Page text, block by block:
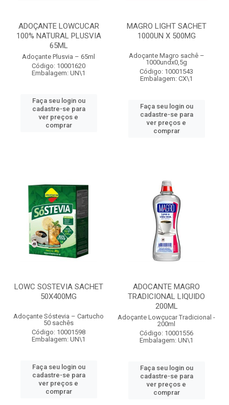
ADOÇANTE LOWCUCAR
100% NATURAL PLUSVIA
65ML
Adoçante Plusvia – 65ml
Código: 10001620
Embalagem: UN\1
Faça seu login ou
cadastre-se para
ver preços e
comprar
MAGRO LIGHT SACHET
1000UN X 500MG
Adoçante Magro sachê –
1000undx0,5g
Código: 10001543
Embalagem: CX\1
Faça seu login ou
cadastre-se para
ver preços e
comprar
LOWC SOSTEVIA SACHET
50X400MG
Adoçante Sóstevia – Cartucho
50 sachês
Código: 10001598
Embalagem: UN\1
Faça seu login ou
cadastre-se para
ver preços e
comprar
ADOCANTE MAGRO
TRADICIONAL LIQUIDO
200ML
Adoçante Lowçucar Tradicional -
200ml
Código: 10001556
Embalagem: UN\1
Faça seu login ou
cadastre-se para
ver preços e
comprar